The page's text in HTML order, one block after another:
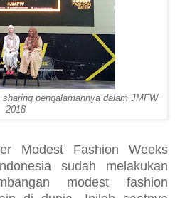
pengalamannya dalam JMFW
2018
Modest Fashion Weeks
sudah melakukan
modest fashion